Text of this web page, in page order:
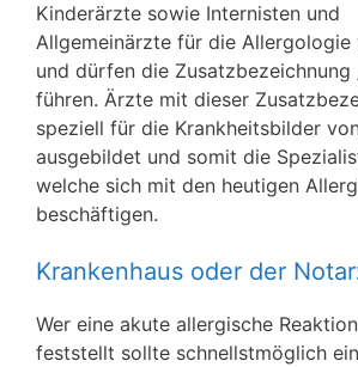
Kinderärzte sowie Internisten und
Allgemeinärzte für die
und dürfen die Zusatzbezeichnung
führen. Ärzte mit dieser
speziell für die Krankheitsbilder
ausgebildet und somit die
welche sich mit den heutigen
beschäftigen.
Krankenhaus oder der
Wer eine akute allergische
feststellt sollte schnellstmöglich